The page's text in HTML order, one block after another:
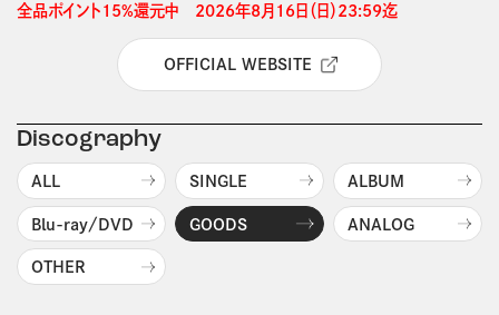
全品ポイント15%還元中　2026年8月16日（日）23:59迄
OFFICIAL WEBSITE
Discography
ALL SINGLE ALBUM
Blu-ray/DVD GOODS ANALOG
OTHER